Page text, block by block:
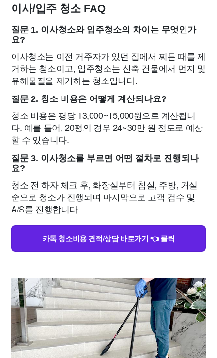
이사/입주 청소 FAQ
질문 1. 이사청소와 입주청소의 차이는 무엇인가
요?
이사청소는 이전 거주자가 있던 집에서 찌든 때를 제
거하는 청소이고, 입주청소는 신축 건물에서 먼지 및
유해물질을 제거하는 청소입니다.
질문 2. 청소 비용은 어떻게 계산되나요?
청소 비용은 평당 13,000~15,000원으로 계산됩니
다. 예를 들어, 20평의 경우 24~30만 원 정도로 예상
할 수 있습니다.
질문 3. 이사청소를 부르면 어떤 절차로 진행되나
요?
청소 전 하자 체크 후, 화장실부터 침실, 주방, 거실
순으로 청소가 진행되며 마지막으로 고객 검수 및
A/S를 진행합니다.
카톡 청소비용 견적/상담 바로가기 👈 클릭